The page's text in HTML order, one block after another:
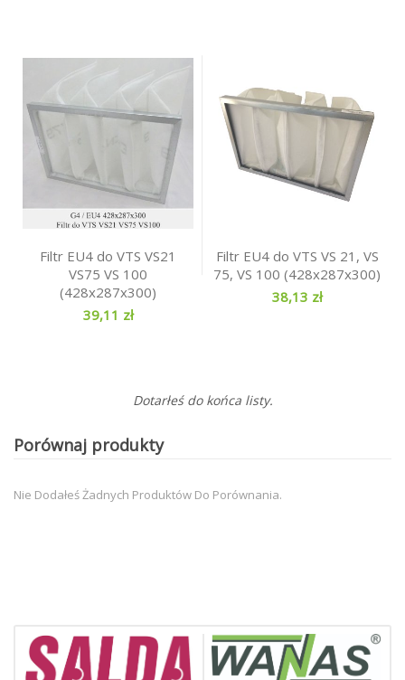
Filtr EU4 do VTS VS21
VS75 VS 100
(428x287x300)
39,11 zł
Filtr EU4 do VTS VS 21, VS
75, VS 100 (428x287x300)
38,13 zł
Dotarłeś do końca listy.
Porównaj produkty
Nie Dodałeś Żadnych Produktów Do Porównania.